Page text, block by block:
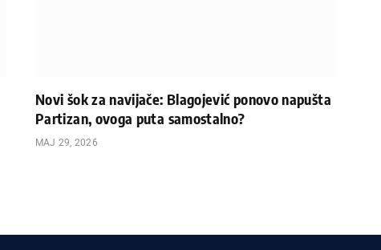
Novi šok za navijače: Blagojević ponovo napušta
Partizan, ovoga puta samostalno?
МАЈ 29, 2026